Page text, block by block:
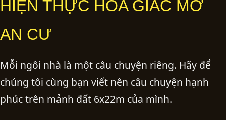
HIỆN THỰC HÓA GIẤC MƠ
AN CƯ
Mỗi ngôi nhà là một câu chuyện riêng. Hãy để
chúng tôi cùng bạn viết nên câu chuyện hạnh
phúc trên mảnh đất 6x22m của mình.